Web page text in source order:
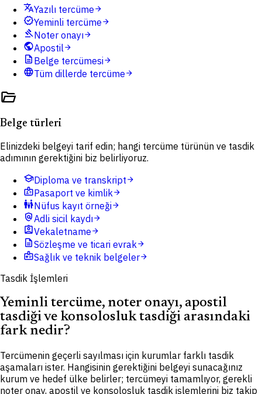
translateYazılı tercümearrow_forward
verifiedYeminli tercümearrow_forward
gavelNoter onayıarrow_forward
publicApostilarrow_forward
description Belge tercümesiarrow_forward
languageTüm dillerde tercümearrow_forward
folder_open
Belge türleri
Elinizdeki belgeyi tarif edin; hangi tercüme türünün ve tasdik
adımının gerektiğini biz belirliyoruz.
schoolDiploma ve transkriptarrow_forward
badgePasaport ve kimlikarrow_forward
family_restroomNüfus kayıt örneğiarrow_forward
policyAdli sicil kaydıarrow_forward
assignment_indVekaletnamearrow_forward
descriptionSözleşme ve ticari evrakarrow_forward
medical_informationSağlık ve teknik belgelerarrow_forward
Tasdik İşlemleri
Yeminli tercüme, noter onayı, apostil
tasdiği ve konsolosluk tasdiği arasındaki
fark nedir?
Tercümenin geçerli sayılması için kurumlar farklı tasdik
aşamaları ister. Hangisinin gerektiğini belgeyi sunacağınız
kurum ve hedef ülke belirler; tercümeyi tamamlıyor, gerekli
noter onay, apostil ve konsolosluk tasdik işlemlerini biz takip